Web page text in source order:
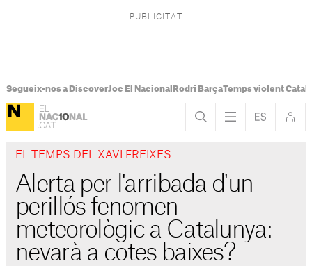
Segueix-nos a DiscoverJoc El Nacional Rodri BarçaTemps violent
EL TEMPS DEL XAVI FREIXES
Alerta per l'arribada d'un
perillós fenomen
meteorològic a Catalunya:
nevarà a cotes baixes?